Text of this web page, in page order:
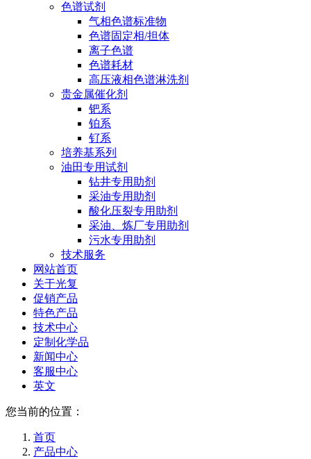
色谱试剂
气相色谱标准物
色谱固定相/担体
离子色谱
色谱耗材
高压液相色谱淋洗剂
贵金属催化剂
钯系
铂系
钌系
培养基系列
油田专用试剂
钻井专用助剂
采油专用助剂
酸化压裂专用助剂
采油、炼厂专用助剂
污水专用助剂
技术服务
网站首页
关于光复
促销产品
特色产品
技术中心
定制化学品
新闻中心
客服中心
英文
您当前的位置：
首页
产品中心